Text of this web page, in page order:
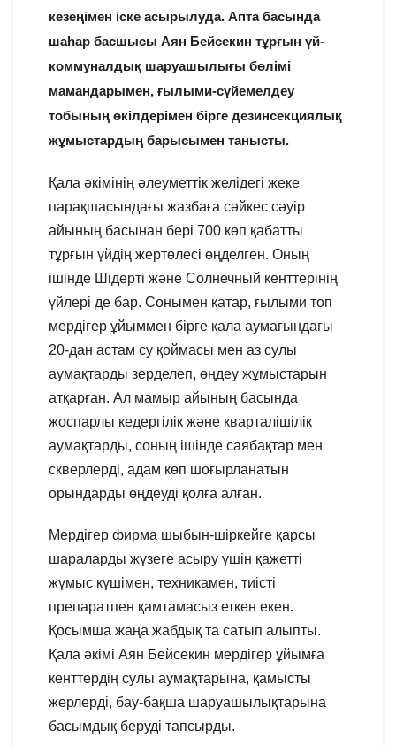
кезеңімен іске асырылуда. Апта басында
шаһар басшысы Аян Бейсекин тұрғын үй-
коммуналдық шаруашылығы бөлімі
мамандарымен, ғылыми-сүйемелдеу
тобының өкілдерімен бірге дезинсекциялық
жұмыстардың барысымен танысты.
Қала әкімінің әлеуметтік желідегі жеке
парақшасындағы жазбаға сәйкес сәуір
айының басынан бері 700 көп қабатты
тұрғын үйдің жертөлесі өңделген. Оның
ішінде Шідерті және Cолнечный кенттерінің
үйлері де бар. Сонымен қатар, ғылыми топ
мердігер ұйыммен бірге қала аумағындағы
20-дан астам су қоймаcы мен аз сулы
аумақтарды зерделеп, өңдеу жұмыстарын
атқарған. Ал мамыр айының басында
жоспарлы кедергілік және кварталішілік
аумақтарды, соның ішінде саябақтар мен
скверлерді, адам көп шоғырланатын
орындарды өңдеуді қолға алған.
Мердігер фирма шыбын-шіркейге қарсы
шараларды жүзеге асыру үшін қажетті
жұмыс күшімен, техникамен, тиісті
препаратпен қамтамасыз еткен екен.
Қосымша жаңа жабдық та сатып алыпты.
Қала әкімі Аян Бейсекин мердігер ұйымға
кенттердің сулы аумақтарына, қамысты
жерлерді, бау-бақша шаруашылықтарына
басымдық беруді тапсырды.